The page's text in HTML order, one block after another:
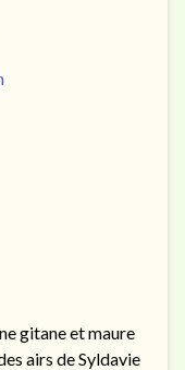
gitane et maure
airs de Syldavie